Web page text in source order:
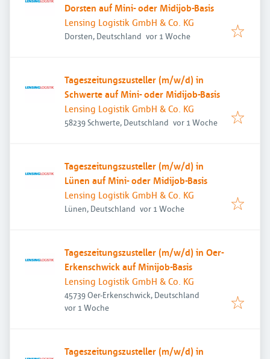
Dorsten auf Mini- oder Midijob-Basis
Lensing Logistik GmbH & Co. KG
Dorsten, Deutschland Veröffentlicht
vor 1 Woche
Tageszeitungszusteller (m/w/d) in
Schwerte auf Mini- oder Midijob-Basis
Lensing Logistik GmbH & Co. KG
58239 Schwerte, Deutschland Veröffentlicht
vor 1 Woche
Tageszeitungszusteller (m/w/d) in
Lünen auf Mini- oder Midijob-Basis
Lensing Logistik GmbH & Co. KG
Lünen, Deutschland Veröffentlicht
vor 1 Woche
Tageszeitungszusteller (m/w/d) in Oer-
Erkenschwick auf Minijob-Basis
Lensing Logistik GmbH & Co. KG
45739 Oer-Erkenschwick, Deutschland
Veröffentlicht
vor 1 Woche
Tageszeitungszusteller (m/w/d) in